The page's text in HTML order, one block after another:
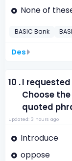
None of
BASIC Bank
Des
10 .I
Choose
quoted
Updated: 3 hours ago
Introduce
oppose